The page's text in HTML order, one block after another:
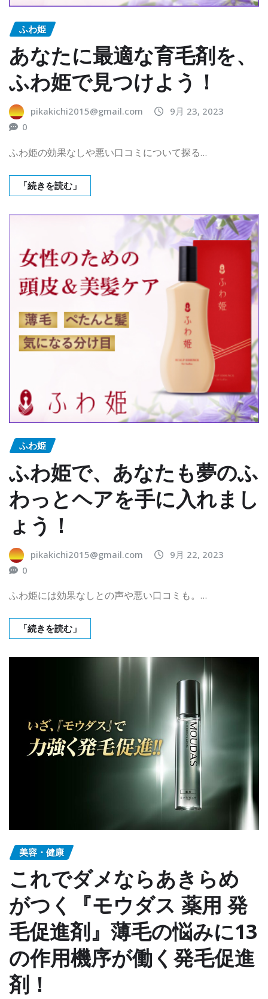
ふわ姫
あなたに最適な育毛剤を、
ふわ姫で見つけよう！
pikakichi2015@gmail.com
9月 23, 2023
0
ふわ姫の効果なしや悪い口コミについて探る…
「続きを読む」
ふわ姫
ふわ姫で、あなたも夢のふ
わっとヘアを手に入れまし
ょう！
pikakichi2015@gmail.com
9月 22, 2023
0
ふわ姫には効果なしとの声や悪い口コミも。…
「続きを読む」
美容・健康
これでダメならあきらめ
がつく『モウダス 薬用 発
毛促進剤』薄毛の悩みに13
の作用機序が働く発毛促進
剤！